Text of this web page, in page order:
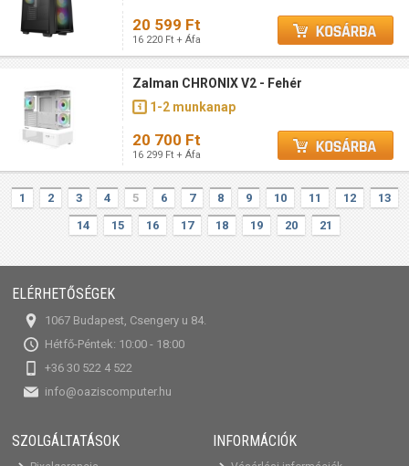
20 599 Ft
16 220 Ft + Áfa
Zalman CHRONIX V2 - Fehér
1-2 munkanap
20 700 Ft
16 299 Ft + Áfa
1 2 3 4 5 6 7 8 9 10 11 12
13
14
15 16 17 18 19 20 21
ELÉRHETŐSÉGEK
1067 Budapest, Csengery u 84.
Hétfő-Péntek: 10:00 - 18:00
+36 30 522 4 522
info@oaziscomputer.hu
SZOLGÁLTATÁSOK INFORMÁCIÓK